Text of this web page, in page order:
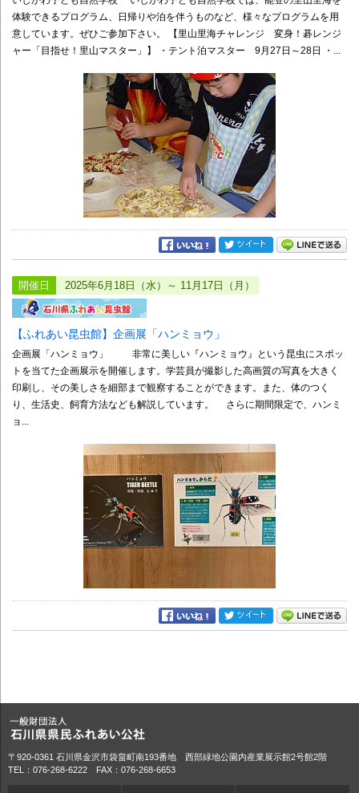
体験できるプログラム、日帰りや泊を伴うものなど、様々なプログラムを用
意しています。ぜひご参加下さい。 【里山里海チャレンジ 変身！碁レンジ
ャー「目指せ！里山マスター」】 ・テント泊マスター 9月27日～28日 ・...
開催日 2025年6月18日（水）～ 11月17日（月）
【ふれあい昆虫館】企画展「ハンミョウ」
企画展「ハンミョウ」 非常に美しい『ハンミョウ』という昆虫にスポッ
トを当てた企画展示を開催します。学芸員が撮影した高画質の写真を大きく
印刷し、その美しさを細部まで観察することができます。また、体のつく
り、生活史、飼育方法なども解説しています。 さらに期間限定で、ハンミ
ョ...
〒920-0361 石川県金沢市袋畠町南193番地 西部緑地公園内産業展示館2号館2階
TEL：076-268-6222 FAX：076-268-6653